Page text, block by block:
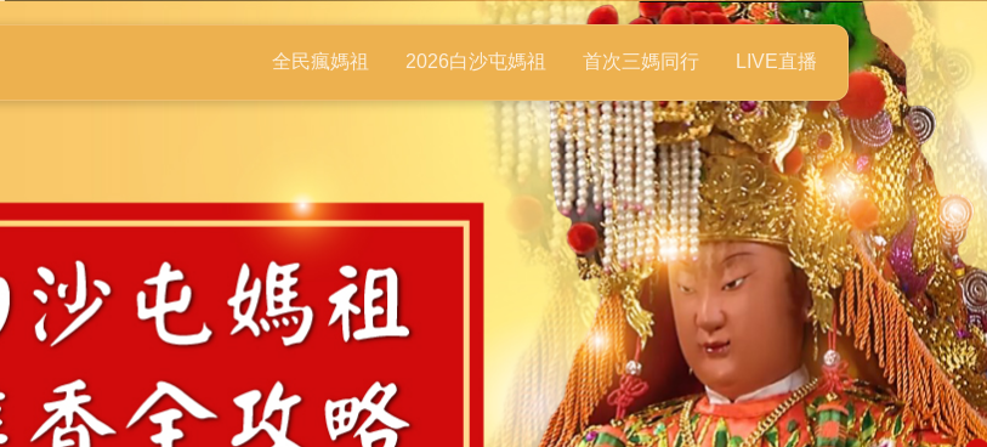
全民瘋媽祖 2026白沙屯媽祖 首次三媽同行 LIVE直播